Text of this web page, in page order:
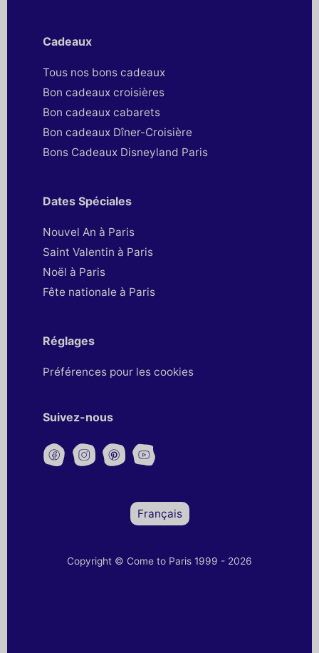
Cadeaux
Tous nos bons cadeaux
Bon cadeaux croisières
Bon cadeaux cabarets
Bon cadeaux Dîner-Croisière
Bons Cadeaux Disneyland Paris
Dates Spéciales
Nouvel An à Paris
Saint Valentin à Paris
Noël à Paris
Fête nationale à Paris
Réglages
Préférences pour les cookies
Suivez-nous
Français
Copyright © Come to Paris 1999 - 2026